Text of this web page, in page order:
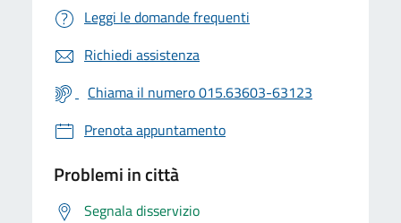
Leggi le domande frequenti
Richiedi assistenza
Chiama il numero 015.63603-63123
Prenota appuntamento
Problemi in città
Segnala disservizio